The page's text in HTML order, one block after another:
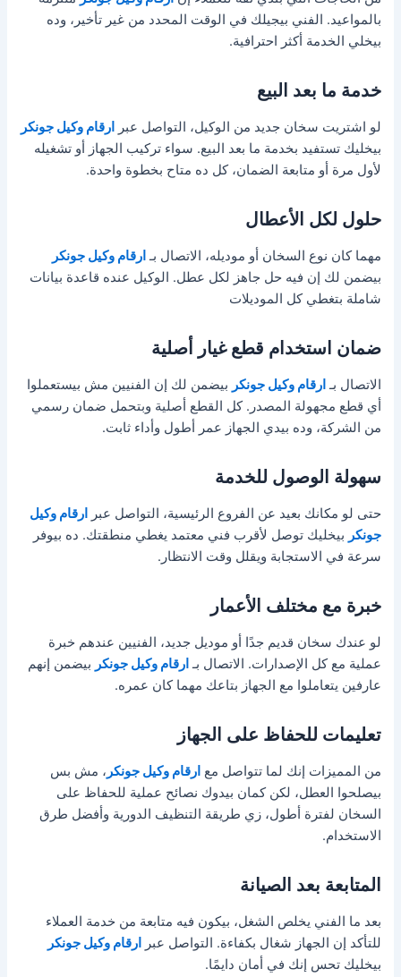
بالمواعيد. الفني بيجيلك في الوقت المحدد من غير تأخير، وده
بيخلي الخدمة أكثر احترافية.
خدمة ما بعد البيع
لو اشتريت سخان جديد من الوكيل، التواصل عبر
ارقام وكيل جونكر
بيخليك تستفيد بخدمة ما بعد البيع. سواء تركيب الجهاز أو تشغيله
لأول مرة أو متابعة الضمان، كل ده متاح بخطوة واحدة.
حلول لكل الأعطال
مهما كان نوع السخان أو موديله، الاتصال بـ ارقام وكيل جونكر
بيضمن لك إن فيه حل جاهز لكل عطل. الوكيل عنده قاعدة بيانات
شاملة بتغطي كل الموديلات
ضمان استخدام قطع غيار أصلية
الاتصال بـ ارقام وكيل جونكر بيضمن لك إن الفنيين مش بيستعملوا
أي قطع مجهولة المصدر. كل القطع أصلية وبتحمل ضمان رسمي
من الشركة، وده بيدي الجهاز عمر أطول وأداء ثابت.
سهولة الوصول للخدمة
حتى لو مكانك بعيد عن الفروع الرئيسية، التواصل عبر
ارقام وكيل
جونكر بيخليك توصل لأقرب فني معتمد يغطي منطقتك. ده بيوفر
سرعة في الاستجابة ويقلل وقت الانتظار.
خبرة مع مختلف الأعمار
لو عندك سخان قديم جدًا أو موديل جديد، الفنيين عندهم خبرة
عملية مع كل الإصدارات. الاتصال بـ ارقام وكيل جونكر بيضمن إنهم
عارفين يتعاملوا مع الجهاز بتاعك مهما كان عمره.
تعليمات للحفاظ على الجهاز
من المميزات إنك لما تتواصل مع ارقام وكيل جونكر ، مش بس
بيصلحوا العطل، لكن كمان بيدوك نصائح عملية للحفاظ على
السخان لفترة أطول، زي طريقة التنظيف الدورية وأفضل طرق
الاستخدام.
المتابعة بعد الصيانة
بعد ما الفني يخلص الشغل، بيكون فيه متابعة من خدمة العملاء
للتأكد إن الجهاز شغال بكفاءة. التواصل عبر
ارقام وكيل جونكر
بيخليك تحس إنك في أمان دايمًا.